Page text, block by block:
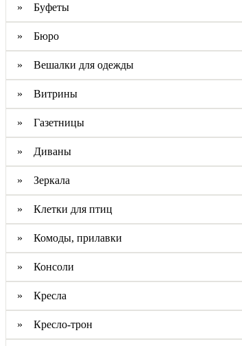
» Буфеты
» Бюро
» Вешалки для одежды
» Витрины
» Газетницы
» Диваны
» Зеркала
» Клетки для птиц
» Комоды, прилавки
» Консоли
» Кресла
» Кресло-трон